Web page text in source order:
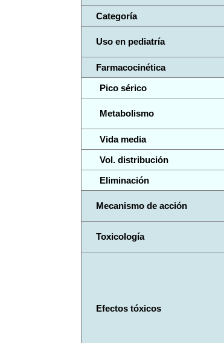
Categoría
Uso en pediatría
Farmacocinética
Pico sérico
Metabolismo
Vida media
Vol. distribución
Eliminación
Mecanismo de acción
Toxicología
Efectos tóxicos